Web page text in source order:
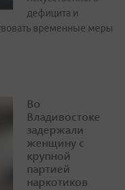
дефицита и
временные меры
Во
Владивостоке
задержали
женщину с
крупной
партией
наркотиков